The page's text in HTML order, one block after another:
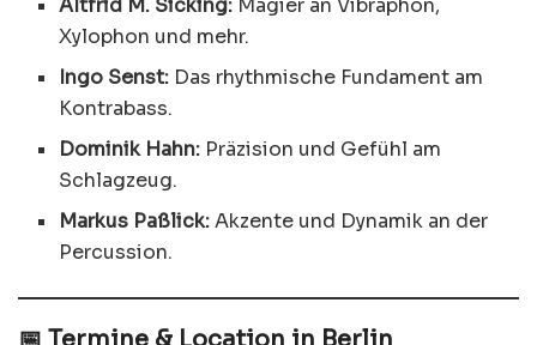
Altfrid M. Sicking: Magier an Vibraphon,
Xylophon und mehr.
Ingo Senst: Das rhythmische Fundament am
Kontrabass.
Dominik Hahn: Präzision und Gefühl am
Schlagzeug.
Markus Paßlick:Akzente und Dynamik an der
Percussion.